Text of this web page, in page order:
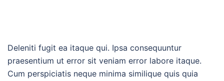
Deleniti fugit ea itaque qui. Ipsa consequuntur
praesentium ut error sit veniam error labore itaque.
Cum perspiciatis neque minima similique quis quia